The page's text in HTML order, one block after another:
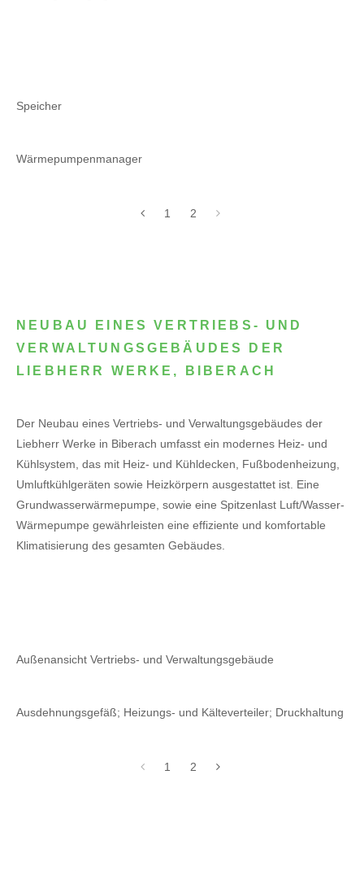
Speicher
Wärmepumpenmanager
1 2
NEUBAU EINES VERTRIEBS- UND
VERWALTUNGSGEBÄUDES DER
LIEBHERR WERKE, BIBERACH
Der Neubau eines Vertriebs- und Verwaltungsgebäudes der
Liebherr Werke in Biberach umfasst ein modernes Heiz- und
Kühlsystem, das mit Heiz- und Kühldecken, Fußbodenheizung,
Umluftkühlgeräten sowie Heizkörpern ausgestattet ist. Eine
Grundwasserwärmepumpe, sowie eine Spitzenlast Luft/Wasser-
Wärmepumpe gewährleisten eine effiziente und komfortable
Klimatisierung des gesamten Gebäudes.
Außenansicht Vertriebs- und Verwaltungsgebäude
Ausdehnungsgefäß; Heizungs- und Kälteverteiler; Druckhaltung
1 2